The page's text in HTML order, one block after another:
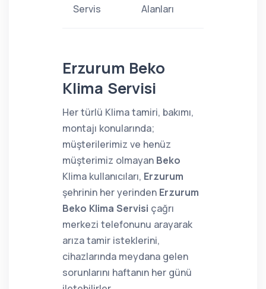
Servis
Alanları
Erzurum Beko
Klima Servisi
Her türlü Klima tamiri, bakımı,
montajı konularında;
müşterilerimiz ve henüz
müşterimiz olmayan Beko
Klima kullanıcıları, Erzurum
şehrinin her yerinden Erzurum
Beko Klima Servisi çağrı
merkezi telefonunu arayarak
arıza tamir isteklerini,
cihazlarında meydana gelen
sorunlarını haftanın her günü